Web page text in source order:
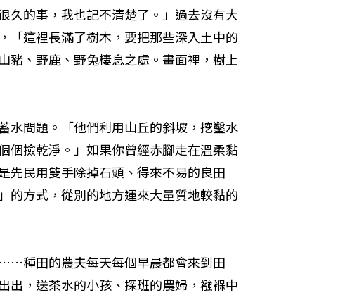
久的事，我也記不清楚了。」過去沒有大
「這裡長滿了樹木，要把那些深入土中的
豬、野鹿、野兔棲息之處。畫面裡，樹上
水問題。「他們利用山丘的斜坡，挖鑿水
撿乾淨。」如果你曾經赤腳走在溫柔黏
先民用雙手除掉石頭、得來不易的良田
的方式，從別的地方運來大量質地較黏的
種田的農夫每天每個早晨都會來到田
出，送茶水的小孩、探班的農婦，襁褓中